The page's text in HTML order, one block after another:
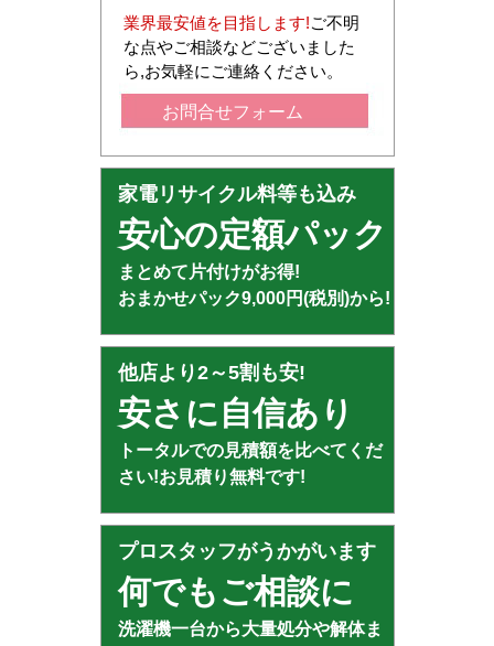
業界最安値を目指します!ご不明
な点やご相談などございました
ら,お気軽にご連絡ください。
お問合せフォーム
家電リサイクル料等も込み
安心の定額パック
まとめて片付けがお得!
おまかせパック9,000円(税別)から!
他店より2～5割も安!
安さに自信あり
トータルでの見積額を比べてくだ
さい!お見積り無料です!
プロスタッフがうかがいます
何でもご相談に
洗濯機一台から大量処分や解体ま